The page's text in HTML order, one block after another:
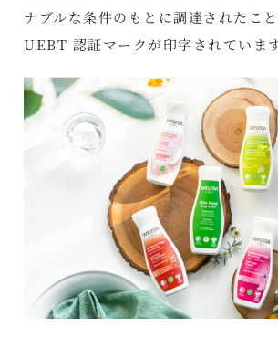
ナブルな条件のもとに調達されたこ
UEBT 認証マークが印字されています